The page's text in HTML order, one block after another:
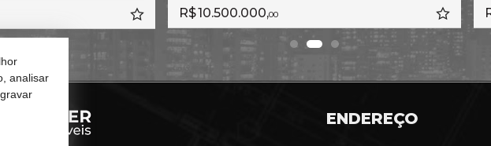
R$ 10.500.000, R$ 10.500.000,
ENDEREÇO
analisar